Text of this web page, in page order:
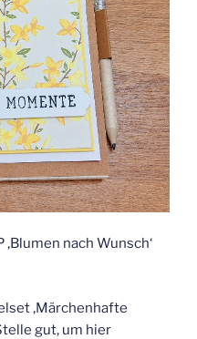
nach Wunsch‘
‚Märchenhafte
gut, um hier